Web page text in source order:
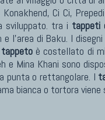
Ci Ci,
sviluppato. tra i tappeti
e l'area di Baku. I
tappetoè costellato di
e Mina Khani sono
punta o rettangolare. I
bianca o tortora